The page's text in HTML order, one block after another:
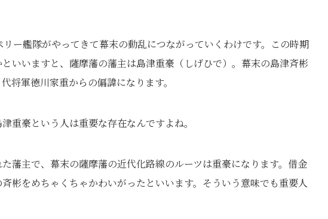
ー艦隊がやってきて幕末の動乱につながっていくわけです。この時期
いいますと、薩摩藩の藩主は島津重豪（しげひで）。幕末の島津斉彬
将軍徳川家重からの偏諱になります。
重豪という人は重要な存在なんですよね。
藩主で、幕末の薩摩藩の近代化路線のルーツは重豪になります。借金
彬をめちゃくちゃかわいがったといいます。そういう意味でも重要人